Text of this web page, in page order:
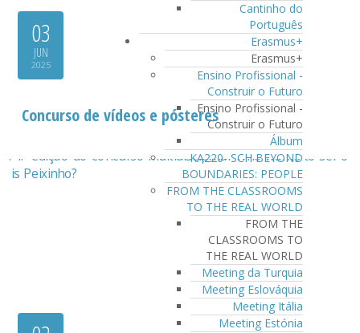
Cantinho do
Português
Erasmus+
Erasmus+
Ensino Profissional -
Construir o Futuro
Ensino Profissional -
Construir o Futuro
Álbum
KA220- SCH BEYOND
BOUNDARIES: PEOPLE
FROM THE CLASSROOMS
TO THE REAL WORLD
FROM THE
CLASSROOMS TO
THE REAL WORLD
Meeting da Turquia
Meeting Eslováquia
Meeting Itália
Meeting Estónia
03
JUN
2025
Concurso de vídeos e pósteres